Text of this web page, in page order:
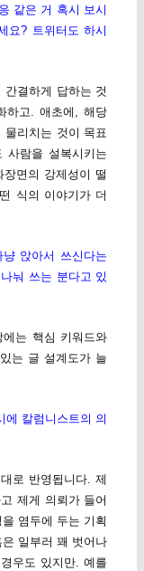
같은 거 혹시 보시
요? 트위터도 하시
결하게 답하는 것
하고. 애초에, 해당
물리치는 것이 목표
사람을 설복시키는
면의 강제성이 떨
식의 이야기가 더
앉아서 쓰신다는
눠 쓰는 분다고 있
는 핵심 키워드와
는 글 설계도가 늘
칼럼니스트의 의
로 반영됩니다. 제
제게 의뢰가 들어
염두에 두는 기획
일부러 꽤 벗어나
우도 있지만. 예를